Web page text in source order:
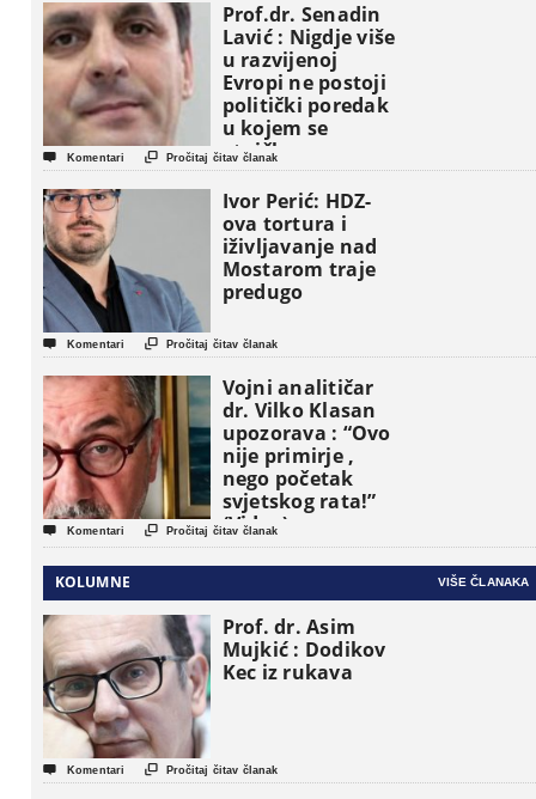
Prof.dr. Senadin
Lavić : Nigdje više
u razvijenoj
Evropi ne postoji
politički poredak
u kojem se
etničke grupe
pojavljuju kao
osnovne
političke jedinice
 Komentari  Pročitaj čitav članak
Ivor Perić: HDZ-
ova tortura i
iživljavanje nad
Mostarom traje
predugo
 Komentari  Pročitaj čitav članak
Vojni analitičar
dr. Vilko Klasan
upozorava : “Ovo
nije primirje ,
nego početak
svjetskog rata!”
(Video)
 Komentari  Pročitaj čitav članak
KOLUMNE VIŠE ČLANAKA
Prof. dr. Asim
Mujkić : Dodikov
Kec iz rukava
 Komentari  Pročitaj čitav članak